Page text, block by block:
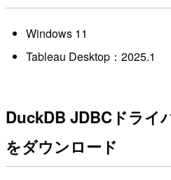
Windows 11
Tableau Desktop：2025.1
DuckDB JDBCドライ
をダウンロード